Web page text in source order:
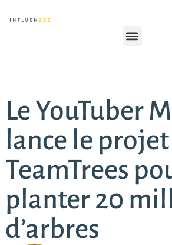
Le YouTuber
lance le projet
TeamTrees
planter 20
d’arbres